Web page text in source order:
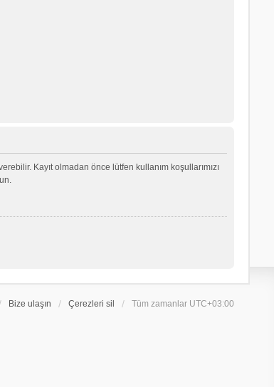
Kayıt olmadan önce lütfen kullanım koşullarımızı
Bize ulaşın Çerezleri sil Tüm zamanlar UTC+03:00